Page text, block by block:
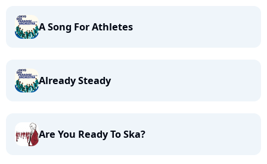
A Song For Athletes
Already Steady
Are You Ready To Ska?